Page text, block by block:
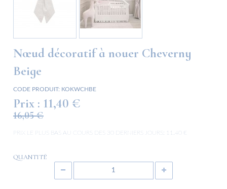
Nœud décoratif à nouer Cheverny
Beige
CODE PRODUIT: KOKWCHBE
Prix : 11,40 €
16,05 €
PRIX LE PLUS BAS AU COURS DES 30 DERNIERS JOURS: 11.40 €
QUANTITÉ